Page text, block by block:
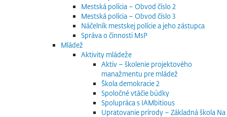
Mestská polícia – Obvod číslo 2
Mestská polícia – Obvod číslo 3
Náčelník mestskej polície a jeho zástupca
Správa o činnosti MsP
Mládež
Aktivity mládeže
Aktiv – školenie projektového
manažmentu pre mládež
Škola demokracie 2
Spoločné vtáčie búdky
Spolupráca s IAMbitious
Upratovanie prírody – Základná škola Na